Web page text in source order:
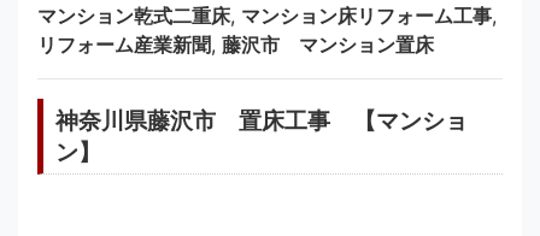
マンション乾式二重床, マンション床リフォーム工事,
リフォーム産業新聞, 藤沢市 マンション置床
神奈川県藤沢市 置床工事 【マンショ
ン】